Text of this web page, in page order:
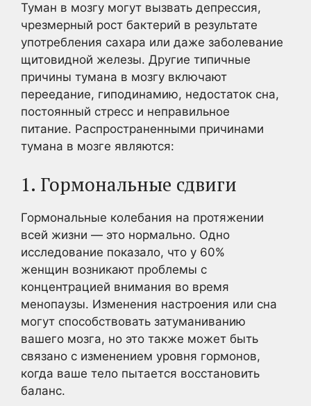
Туман в мозгу могут вызвать депрессия,
чрезмерный рост бактерий в результате
употребления сахара или даже заболевание
щитовидной железы. Другие типичные
причины тумана в мозгу включают
переедание, гиподинамию, недостаток сна,
постоянный стресс и неправильное
питание. Распространенными причинами
тумана в мозге являются:
1. Гормональные сдвиги
Гормональные колебания на протяжении
всей жизни — это нормально. Одно
исследование показало, что у 60%
женщин возникают проблемы с
концентрацией внимания во время
менопаузы. Изменения настроения или сна
могут способствовать затуманиванию
вашего мозга, но это также может быть
связано с изменением уровня гормонов,
когда ваше тело пытается восстановить
баланс.